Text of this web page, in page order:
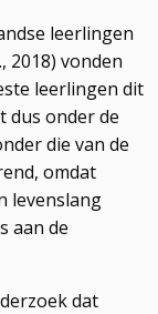
leerlingen
2018) vonden
leerlingen dit
dus onder de
die van de
omdat
levenslang
aan de
dat